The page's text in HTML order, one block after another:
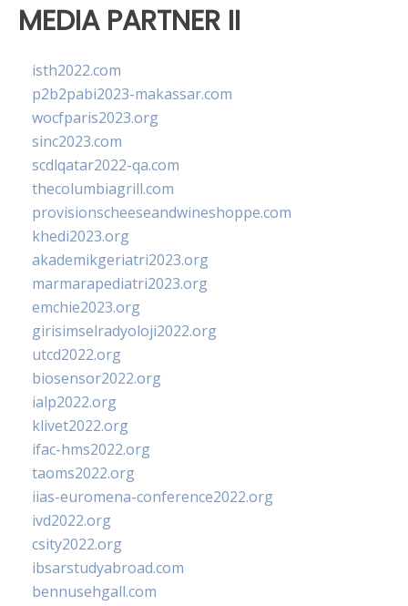
MEDIA PARTNER II
isth2022.com
p2b2pabi2023-makassar.com
wocfparis2023.org
sinc2023.com
scdlqatar2022-qa.com
thecolumbiagrill.com
provisionscheeseandwineshoppe.com
khedi2023.org
akademikgeriatri2023.org
marmarapediatri2023.org
emchie2023.org
girisimselradyoloji2022.org
utcd2022.org
biosensor2022.org
ialp2022.org
klivet2022.org
ifac-hms2022.org
taoms2022.org
iias-euromena-conference2022.org
ivd2022.org
csity2022.org
ibsarstudyabroad.com
bennusehgall.com